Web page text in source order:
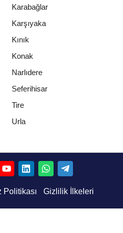
Karabağlar
Karşıyaka
Kınık
Konak
Narlıdere
Seferihisar
Tire
Urla
Politikası Gizlilik İlkeleri